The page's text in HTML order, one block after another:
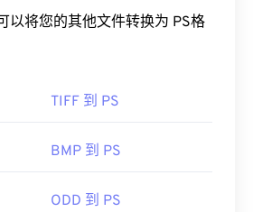
以将您的其他文件转换为 PS格
TIFF 到 PS
BMP 到 PS
ODD 到 PS